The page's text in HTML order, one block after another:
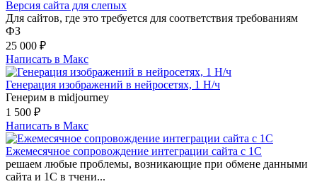
Версия сайта для слепых
Для сайтов, где это требуется для соответствия требованиям
ФЗ
25 000 ₽
Написать в Макс
Генерация изображений в нейросетях, 1 Н/ч
Генерим в midjourney
1 500 ₽
Написать в Макс
Ежемесячное сопровождение интеграции сайта с 1С
решаем любые проблемы, возникающие при обмене данными
сайта и 1С в тчени...